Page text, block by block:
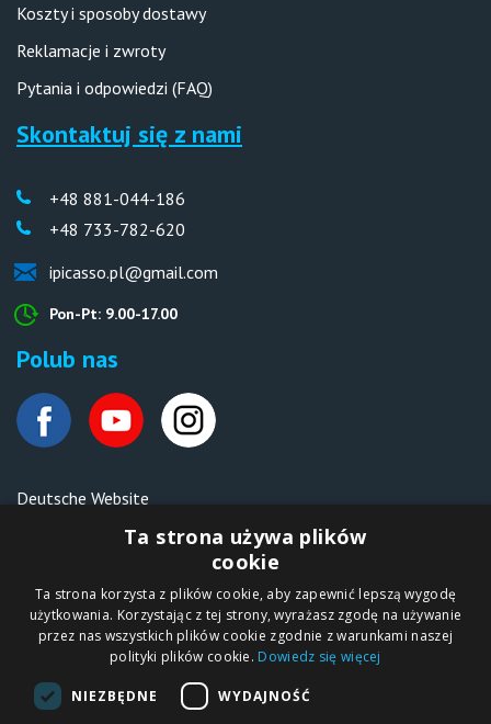
Koszty i sposoby dostawy
Reklamacje i zwroty
Pytania i odpowiedzi (FAQ)
Skontaktuj się z nami
+48 881-044-186
+48 733-782-620
ipicasso.pl@gmail.com
Pon-Pt: 9.00-17.00
Polub nas
Deutsche Website
Malen nach Zahlen Ipicasso.de
Copyright © 2012-2026
Sklep internetowy
iPICASSO.PL
Malowanie po
numerach – zbliż
się do świata sztuki!
IPICASSO Sp. z o.o.
ul. Słoneczna 194,
05-506 Kolonia
Ta strona używa plików
cookie
Ta strona korzysta z plików cookie, aby zapewnić lepszą wygodę
użytkowania. Korzystając z tej strony, wyrażasz zgodę na używanie
przez nas wszystkich plików cookie zgodnie z warunkami naszej
polityki plików cookie. Dowiedz się więcej
NIEZBĘDNE WYDAJNOŚĆ